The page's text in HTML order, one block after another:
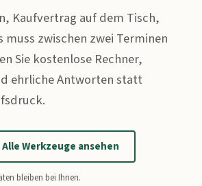
Kaufvertrag auf dem Tisch,
muss zwischen zwei Terminen
Sie kostenlose Rechner,
ehrliche Antworten statt
Alle Werkzeuge ansehen
bleiben bei Ihnen.